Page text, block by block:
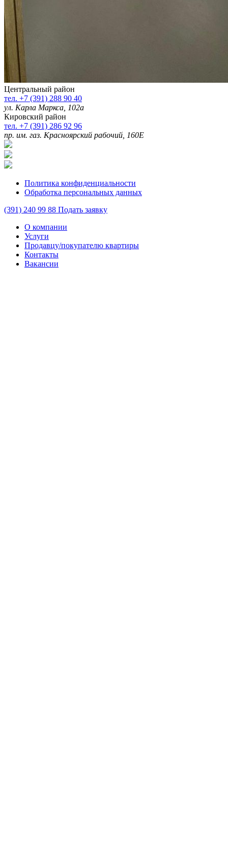
Центральный район
тел. +7 (391) 288 90 40
ул. Карла Маркса, 102а
Кировский район
тел. +7 (391) 286 92 96
пр. им. газ. Красноярский рабочий, 160Е
Политика конфиденциальности
Обработка персональных данных
(391) 240 99 88 Подать заявку
О компании
Услуги
Продавцу/покупателю квартиры
Контакты
Вакансии